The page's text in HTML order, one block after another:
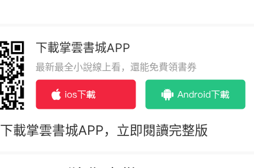
下載掌雲書城APP
最新最全小說線上看，還能免費領書券
下載掌雲書城APP，立即閱讀完整版